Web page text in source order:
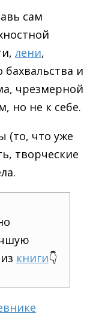
сам
лени,
бахвальства и
чрезмерной
но не к себе.
(то, что уже
творческие
книги👇